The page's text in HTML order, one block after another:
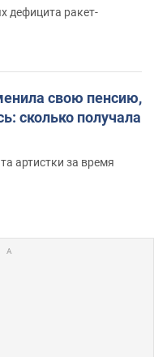
дефицита ракет-
свою пенсию,
сколько получала
артистки за время